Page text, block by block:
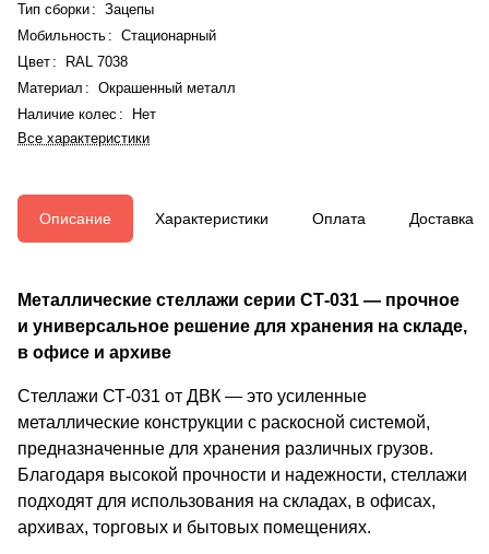
Тип сборки: Зацепы
Мобильность : Стационарный
Цвет :
RAL 7038
Материал : Окрашенный металл
Наличие колес :
Нет
Все характеристики
Описание Характеристики Оплата Доставка
Металлические стеллажи серии СТ-031 — прочное
и универсальное решение для хранения на складе,
в офисе и архиве
Стеллажи СТ-031 от ДВК — это усиленные
металлические конструкции с раскосной системой,
предназначенные для хранения различных грузов.
Благодаря высокой прочности и надежности, стеллажи
подходят для использования на складах, в офисах,
архивах, торговых и бытовых помещениях.